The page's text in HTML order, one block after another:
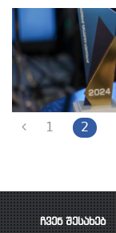
1 2
ჩვენ შესახებ